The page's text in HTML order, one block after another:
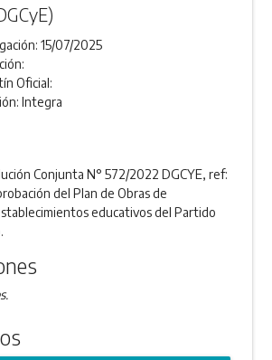
15/07/2025
Oficial:
Integra
Conjunta N° 572/2022 DGCYE, ref:
del Plan de Obras de
educativos del Partido